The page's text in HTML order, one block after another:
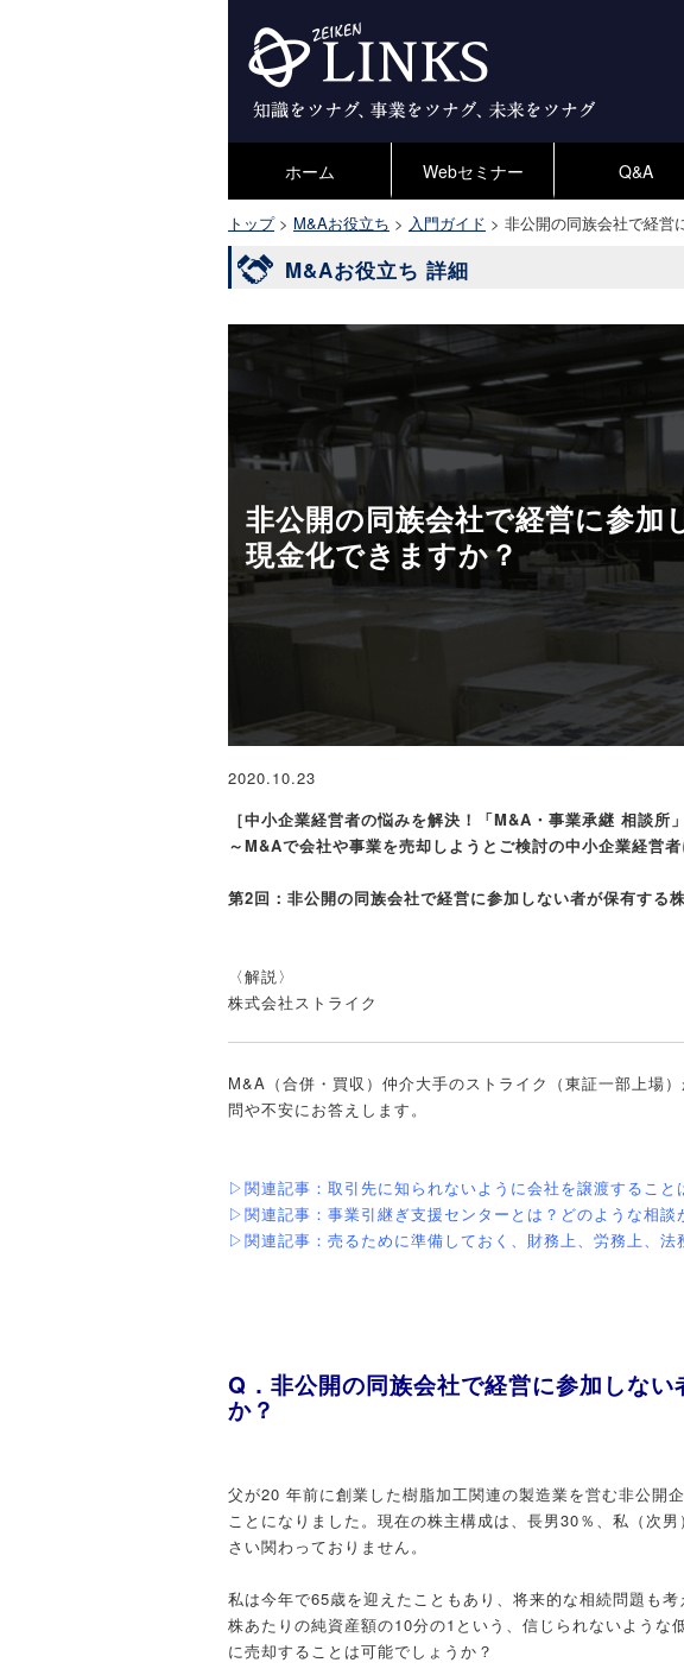
ホーム Webセミナー Q&A
トップ> M&Aお役立ち > 入門ガイド > 非公開の同族会社で経
M&Aお役立ち 詳細
非公開の同族会社で経営に参加
現金化できますか？
2020.10.23
［中小企業経営者の悩みを解決！「M&A・事業承継 相談所」
～M&Aで会社や事業を売却しようとご検討の中小企業経営
第2回：非公開の同族会社で経営に参加しない者が保有する
〈解説〉
株式会社ストライク
M&A（合併・買収）仲介大手のストライク（東証一部上場
問や不安にお答えします。
▷関連記事：取引先に知られないように会社を譲渡すること
▷関連記事：事業引継ぎ支援センターとは？どのような相談
▷関連記事：売るために準備しておく、財務上、労務上、法
Q．非公開の同族会社で経営に参加しな
か？
父が20 年前に創業した樹脂加工関連の製造業を営む非公開
ことになりました。現在の株主構成は、長男30％、私（次
さい関わっておりません。
私は今年で65歳を迎えたこともあり、将来的な相続問題も
株あたりの純資産額の10分の1という、信じられないよう
に売却することは可能でしょうか？